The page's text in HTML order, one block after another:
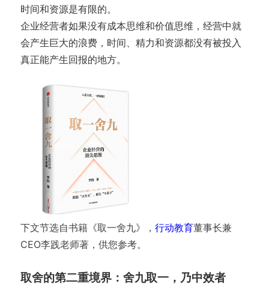
时间和资源是有限的。
企业经营者如果没有成本思维和价值思维，经营中就
会产生巨大的浪费，时间、精力和资源都没有被投入
真正能产生回报的地方。
下文节选自书籍《取一舍九》， 行动教育董事长兼
CEO李践老师著，供您参考。
取舍的第二重境界：舍九取一，乃中效者